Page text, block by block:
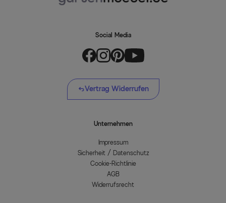
Social Media
Vertrag Widerrufen
Unternehmen
Impressum
Sicherheit / Datenschutz
Cookie-Richtlinie
AGB
Widerrufsrecht